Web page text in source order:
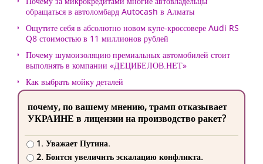
обращаться в автоломбард Autocash в Алматы
Ощутите себя в абсолютно новом купе-кроссовере Audi RS
Q8 стоимостью в 11 миллионов рублей
Почему шумоизоляцию премиальных автомобилей стоит
выполнять в компании «ДЕЦИБЕЛОВ.НЕТ»
Как выбрать мойку деталей
почему, по вашему мнению, трамп отказывает
УКРАИНЕ в лицензии на производство ракет?
1. Уважает Путина.
2. Боится увеличить эскалацию конфликта.